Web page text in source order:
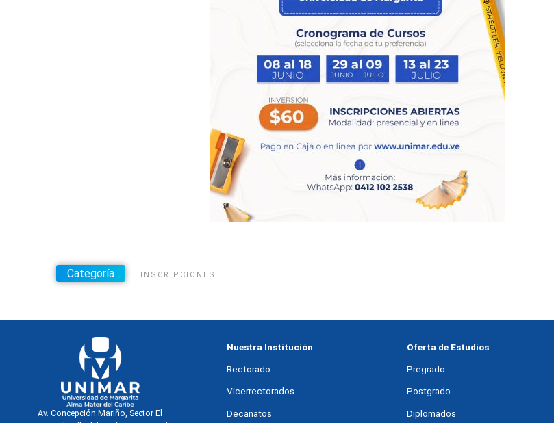
Categoría INSCRIPCIONES
Av. Concepción Mariño, Sector El
Nuestra Institución
Rectorado
Vicerrectorados
Decanatos
Oferta de Estudios
Pregrado
Postgrado
Diplomados